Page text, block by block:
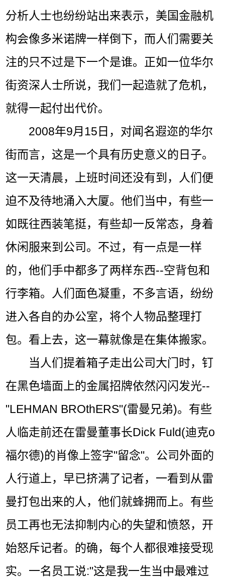
分析人士也纷纷站出来表示，美国金融机
构会像多米诺牌一样倒下，而人们需要关
注的只不过是下一个是谁。正如一位华尔
街资深人士所说，我们一起造就了危机，
就得一起付出代价。
2008年9月15日，对闻名遐迩的华尔
街而言，这是一个具有历史意义的日子。
这一天清晨，上班时间还没有到，人们便
迫不及待地涌入大厦。他们当中，有些一
如既往西装笔挺，有些却一反常态，身着
休闲服来到公司。不过，有一点是一样
的，他们手中都多了两样东西--空背包和
行李箱。人们面色凝重，不多言语，纷纷
进入各自的办公室，将个人物品整理打
包。看上去，这一幕就像是在集体搬家。
当人们提着箱子走出公司大门时，钉
在黑色墙面上的金属招牌依然闪闪发光--
"LEHMAN BROthERS"(雷曼兄弟)。有些
人临走前还在雷曼董事长Dick Fuld(迪克o
福尔德)的肖像上签字"留念"。公司外面的
人行道上，早已挤满了记者，一看到从雷
曼打包出来的人，他们就蜂拥而上。有些
员工再也无法抑制内心的失望和愤怒，开
始怒斥记者。的确，每个人都很难接受现
实。一名员工说:"这是我一生当中最难过